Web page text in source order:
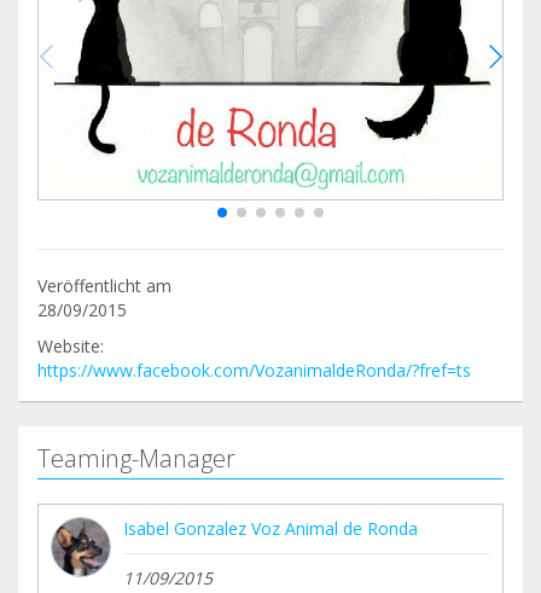
Veröffentlicht am
28/09/2015
Website:
https://www.facebook.com/VozanimaldeRonda/?fref=ts
Teaming-Manager
Isabel Gonzalez Voz Animal de Ronda
11/09/2015